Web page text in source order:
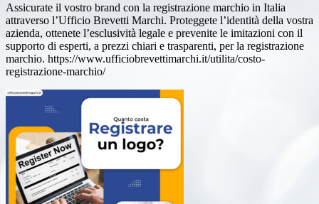
Assicurate il vostro brand con la registrazione marchio in Italia
attraverso l’Ufficio Brevetti Marchi. Proteggete l’identità della vostra
azienda, ottenete l’esclusività legale e prevenite le imitazioni con il
supporto di esperti, a prezzi chiari e trasparenti, per la registrazione
marchio. https://www.ufficiobrevettimarchi.it/utilita/costo-
registrazione-marchio/